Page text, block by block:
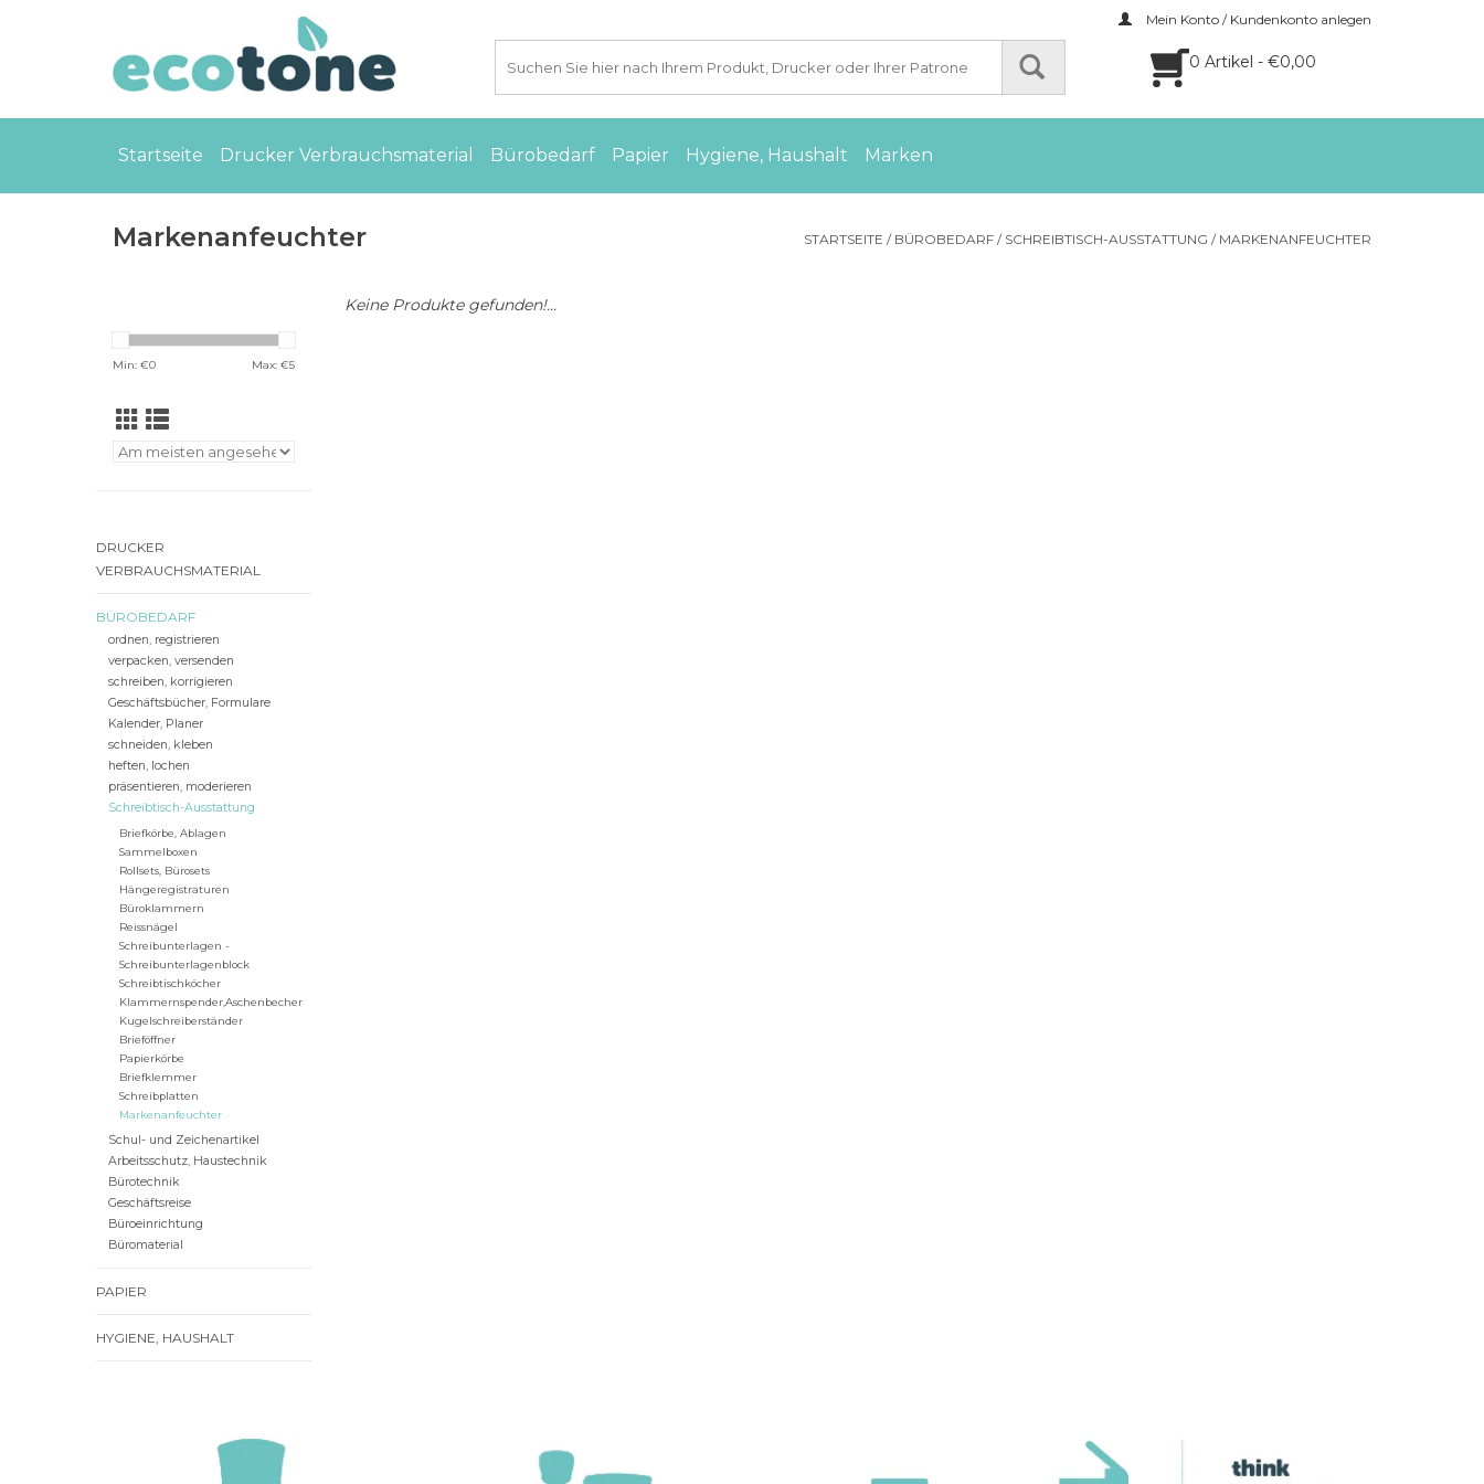
Mein Konto / Kundenkonto anlegen
0 Artikel - €0,00
Startseite Drucker Verbrauchsmaterial Bürobedarf Papier Hygiene, Haushalt Marken
Markenanfeuchter STARTSEITE / BÜROBEDARF / SCHREIBTISCH-AUSSTATTUNG / MARKENANFEUCHTER
Min: €0 Max: €5
DRUCKER
VERBRAUCHSMATERIAL
BÜROBEDARF
ordnen, registrieren
verpacken, versenden
schreiben, korrigieren
Geschäftsbücher, Formulare
Kalender, Planer
schneiden, kleben
heften, lochen
präsentieren, moderieren
Schreibtisch-Ausstattung
Briefkörbe, Ablagen
Sammelboxen
Rollsets, Bürosets
Hängeregistraturen
Büroklammern
Reissnägel
Schreibunterlagen -
Schreibunterlagenblock
Schreibtischköcher
Klammernspender,Aschenbecher
Kugelschreiberständer
Brieföffner
Papierkörbe
Briefklemmer
Schreibplatten
Markenanfeuchter
Schul- und Zeichenartikel
Arbeitsschutz, Haustechnik
Bürotechnik
Geschäftsreise
Büroeinrichtung
Büromaterial
PAPIER
HYGIENE, HAUSHALT
Keine Produkte gefunden!...